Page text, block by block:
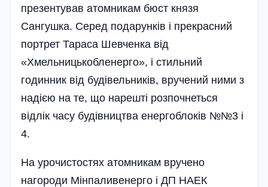
презентував атомникам бюст князя
Сангушка. Серед пода­рунків і прекрасний
портрет Тараса Шевченка від
«Хмельницькобленерго», і стильний
годинник від будівельників, вручений ними з
надією на те, що нарешті розпочнеться
відлік часу будівництва енергоблоків №№3 і
4.
На урочистостях атомникам вручено
нагороди Мінпаливенерго і ДП НАЕК